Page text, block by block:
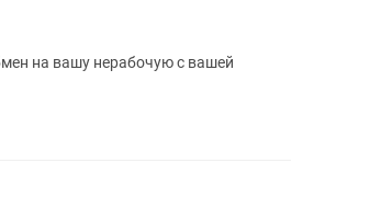
на вашу нерабочую с вашей